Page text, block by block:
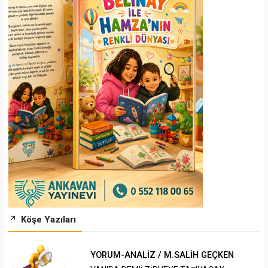
Köşe Yazıları
YORUM-ANALİZ / M.SALİH GEÇKEN